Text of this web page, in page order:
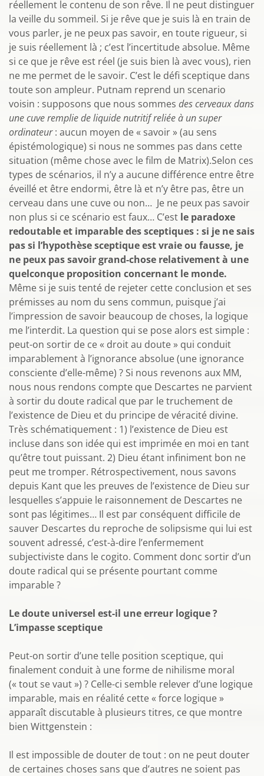
réellement le contenu de son rêve. Il ne peut distinguer
la veille du sommeil. Si je rêve que je suis là en train de
vous parler, je ne peux pas savoir, en toute rigueur, si
je suis réellement là ; c’est l’incertitude absolue. Même
si ce que je rêve est réel (je suis bien là avec vous), rien
ne me permet de le savoir. C’est le défi sceptique dans
toute son ampleur. Putnam reprend un scenario
voisin : supposons que nous sommes des cerveaux dans
une cuve remplie de liquide nutritif reliée à un super
ordinateur: aucun moyen de « savoir » (au sens
épistémologique) si nous ne sommes pas dans cette
situation (même chose avec le film de Matrix).Selon ces
types de scénarios, il n’y a aucune différence entre être
éveillé et être endormi, être là et n’y être pas, être un
cerveau dans une cuve ou non… Je ne peux pas savoir
non plus si ce scénario est faux… C’est le paradoxe
redoutable et imparable des sceptiques : si je ne sais
pas si l’hypothèse sceptique est vraie ou fausse, je
ne peux pas savoir grand-chose relativement à une
quelconque proposition concernant le monde.
Même si je suis tenté de rejeter cette conclusion et ses
prémisses au nom du sens commun, puisque j’ai
l’impression de savoir beaucoup de choses, la logique
me l’interdit. La question qui se pose alors est simple :
peut-on sortir de ce « droit au doute » qui conduit
imparablement à l’ignorance absolue (une ignorance
consciente d’elle-même) ? Si nous revenons aux MM,
nous nous rendons compte que Descartes ne parvient
à sortir du doute radical que par le truchement de
l’existence de Dieu et du principe de véracité divine.
Très schématiquement : 1) l’existence de Dieu est
incluse dans son idée qui est imprimée en moi en tant
qu’être tout puissant. 2) Dieu étant infiniment bon ne
peut me tromper. Rétrospectivement, nous savons
depuis Kant que les preuves de l’existence de Dieu sur
lesquelles s’appuie le raisonnement de Descartes ne
sont pas légitimes… Il est par conséquent difficile de
sauver Descartes du reproche de solipsisme qui lui est
souvent adressé, c’est-à-dire l’enfermement
subjectiviste dans le cogito. Comment donc sortir d’un
doute radical qui se présente pourtant comme
imparable ?
Le doute universel est-il une erreur logique ?
L’impasse sceptique
Peut-on sortir d’une telle position sceptique, qui
finalement conduit à une forme de nihilisme moral
(« tout se vaut ») ? Celle-ci semble relever d’une logique
imparable, mais en réalité cette « force logique »
apparaît discutable à plusieurs titres, ce que montre
bien Wittgenstein :
Il est impossible de douter de tout : on ne peut douter
de certaines choses sans que d’autres ne soient pas